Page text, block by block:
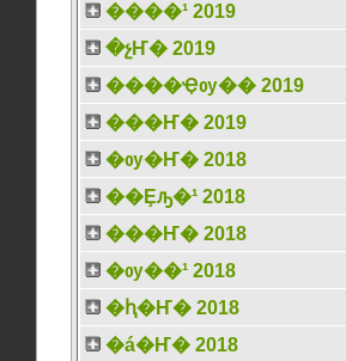
����¹ 2019
�չҤ� 2019
����Ҿѹ�� 2019
���Ҥ� 2019
�ѹ�Ҥ� 2018
��Ȩԡ�¹ 2018
���Ҥ� 2018
�ѹ��¹ 2018
�ԧ�Ҥ� 2018
�á�Ҥ� 2018